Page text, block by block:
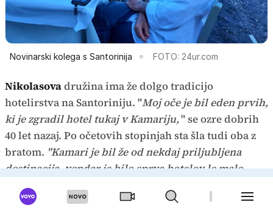
Novinarski kolega s Santorinija FOTO: 24ur.com
Nikolasovadružina ima že dolgo tradicijo
hotelirstva na Santoriniju. "Moj oče je bil eden prvih,
ki je zgradil hotel tukaj v Kamariju," se ozre dobrih
40 let nazaj. Po očetovih stopinjah sta šla tudi oba z
bratom. "Kamari je bil že od nekdaj priljubljena
destinacija, vendar je bilo sprva hotelov le malo.
Tudi Fira je bila znana, vendar so bili tam večinoma
mali penzioni in vile. Oia pa nekoč še zdaleč ni bila